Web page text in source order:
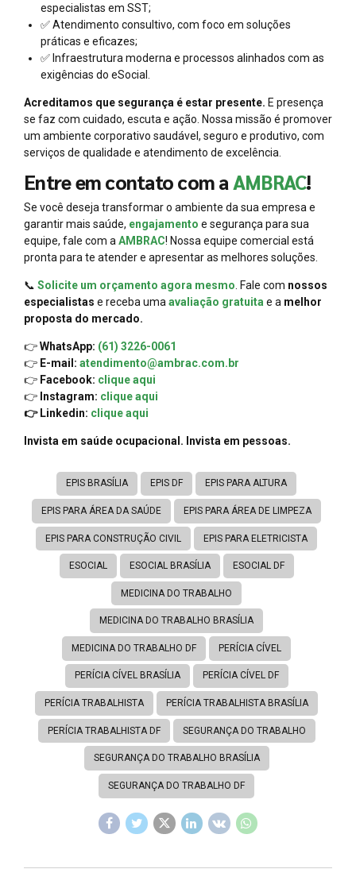
especialistas em SST;
✅ Atendimento consultivo, com foco em soluções
práticas e eficazes;
✅ Infraestrutura moderna e processos alinhados com as
exigências do eSocial.
Acreditamos que segurança é estar presente. E presença
se faz com cuidado, escuta e ação. Nossa missão é promover
um ambiente corporativo saudável, seguro e produtivo, com
serviços de qualidade e atendimento de excelência.
Entre em contato com aAMBRAC!
Se você deseja transformar o ambiente da sua empresa e
garantir mais saúde, engajamento e segurança para sua
equipe, fale com a AMBRAC! Nossa equipe comercial está
pronta para te atender e apresentar as melhores soluções.
📞 Solicite um orçamento agora mesmo . Fale com nossos
especialistas e receba uma avaliação gratuita e a melhor
proposta do mercado.
👉WhatsApp: (61) 3226-0061
👉 E-mail: atendimento@ambrac.com.br
👉 Facebook: clique aqui
👉 Instagram: clique aqui
👉 Linkedin: clique aqui
Invista em saúde ocupacional. Invista em pessoas.
EPIS BRASÍLIA EPIS DF EPIS PARA ALTURA
EPIS PARA ÁREA DA SAÚDE EPIS PARA ÁREA DE LIMPEZA
EPIS PARA CONSTRUÇÃO CIVIL EPIS PARA ELETRICISTA
ESOCIAL ESOCIAL BRASÍLIA ESOCIAL DF
MEDICINA DO TRABALHO
MEDICINA DO TRABALHO BRASÍLIA
MEDICINA DO TRABALHO DF PERÍCIA CÍVEL
PERÍCIA CÍVEL BRASÍLIA PERÍCIA CÍVEL DF
PERÍCIA TRABALHISTA PERÍCIA TRABALHISTA BRASÍLIA
PERÍCIA TRABALHISTA DF SEGURANÇA DO TRABALHO
SEGURANÇA DO TRABALHO BRASÍLIA
SEGURANÇA DO TRABALHO DF